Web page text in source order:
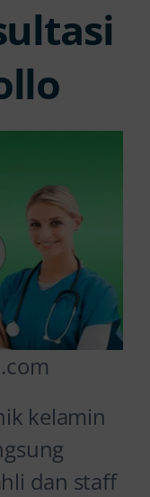
kelamin
dan staff